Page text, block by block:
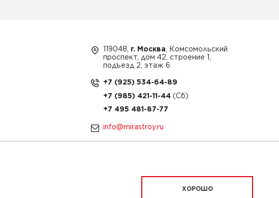
119048, г. Москва , Комсомольский
проспект, дом 42, строение 1,
подъезд 2, этаж 6
+7 (925) 534-64-89
+7 (985) 421-11-44
+7 495 481-87-77
info@mirastroy.ru
ХОРОШО